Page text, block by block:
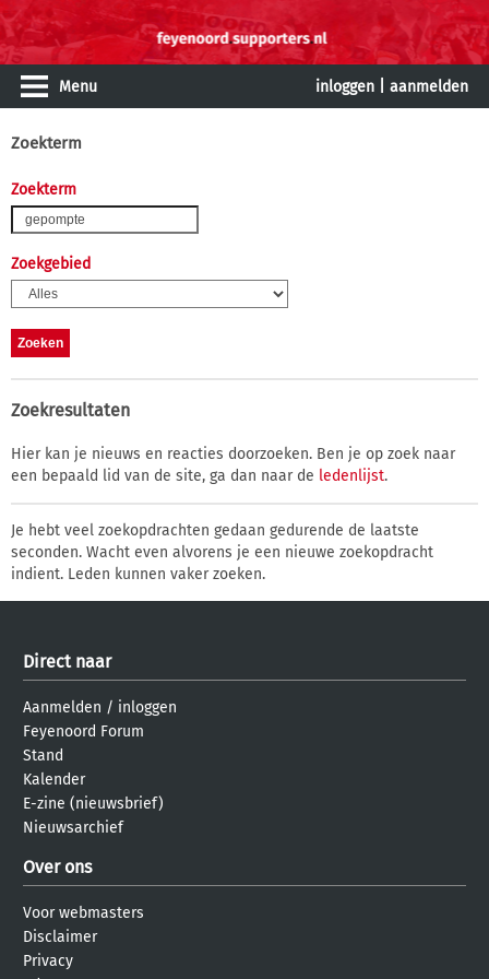
Menu inloggen aanmelden
Zoekterm
Zoekterm
Zoekgebied
Zoekresultaten
Hier kan je nieuws en reacties doorzoeken. Ben je op zoek naar
een bepaald lid van de site, ga dan naar de ledenlijst.
Je hebt veel zoekopdrachten gedaan gedurende de laatste
seconden. Wacht even alvorens je een nieuwe zoekopdracht
indient. Leden kunnen vaker zoeken.
Direct naar
Aanmelden / inloggen
Feyenoord Forum
Stand
Kalender
E-zine (nieuwsbrief)
Nieuwsarchief
Over ons
Voor webmasters
Disclaimer
Privacy